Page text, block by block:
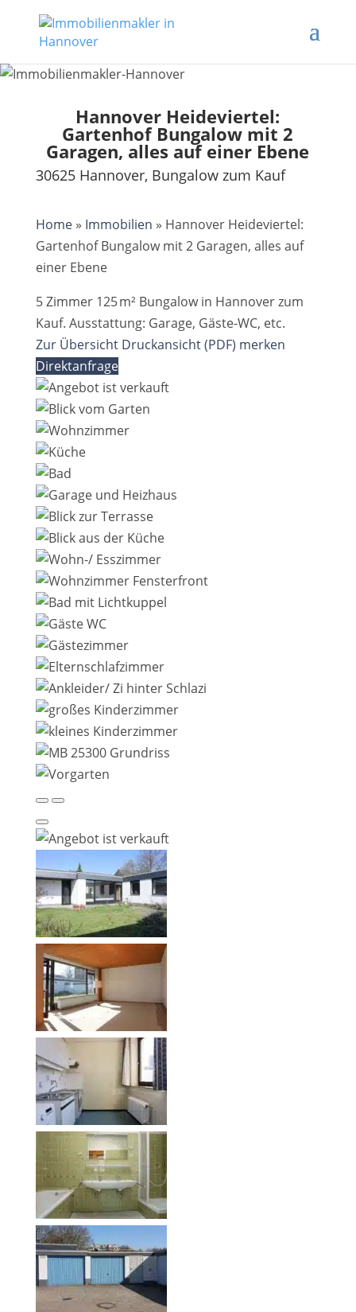
Hannover Heideviertel:
Gartenhof Bungalow mit 2
Garagen, alles auf einer Ebene
30625 Hannover, Bungalow zum Kauf
Home» Immobilien » Hannover Heideviertel:
Gartenhof Bungalow mit 2 Garagen, alles auf
einer Ebene
5 Zimmer 125 m² Bungalow in Hannover zum
Kauf. Ausstattung: Garage, Gäste-WC, etc.
Zur Übersicht Druckansicht (PDF) merken
Direktanfrage